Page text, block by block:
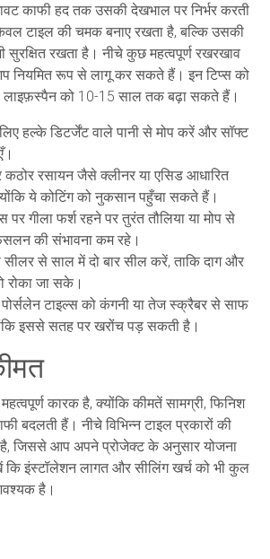
काफी हद तक उसकी देखभाल पर निर्भर करती
टाइल की चमक बनाए रखता है, बल्कि उसकी
सुरक्षित रखता है। नीचे कुछ महत्वपूर्ण रखरखाव
नियमित रूप से लागू कर सकते हैं। इन टिप्स को
को 10-15 साल तक बढ़ा सकते हैं।
हल्के डिटर्जेंट वाले पानी से मोप करें और सॉफ्ट
कठोर रसायन जैसे क्लीनर या एसिड आधारित
ये कोटिंग को नुकसान पहुँचा सकते हैं।
पर गीला फर्श रहने पर तुरंत तौलिया या मोप से
की संभावना कम रहे।
सीलर से साल में दो बार सील करें, ताकि दाग और
रोका जा सके।
टाइल्स को कंगनी या तेज स्क्रैबर से साफ
इससे सतह पर खरोंच पड़ सकती है।
कारक है, क्योंकि कीमतें सामग्री, फिनिश
बदलती हैं। नीचे विभिन्न टाइल प्रकारों की
जिससे आप अपने प्रोजेक्ट के अनुसार योजना
इंस्टॉलेशन लागत और सीलिंग खर्च को भी कुल
है।